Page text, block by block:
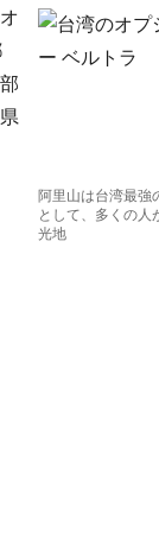
阿里山は台湾最強
として、多くの人
光地